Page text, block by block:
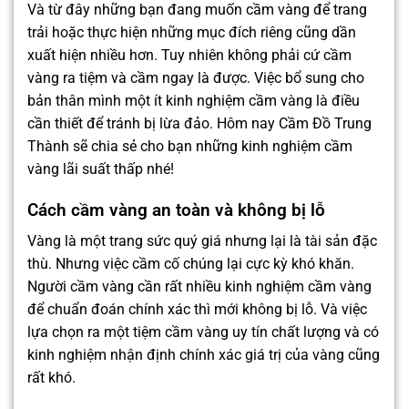
Và từ đây những bạn đang muốn cầm vàng để trang
trải hoặc thực hiện những mục đích riêng cũng dần
xuất hiện nhiều hơn. Tuy nhiên không phải cứ cầm
vàng ra tiệm và cầm ngay là được. Việc bổ sung cho
bản thân mình một ít kinh nghiệm cầm vàng là điều
cần thiết để tránh bị lừa đảo. Hôm nay Cầm Đồ Trung
Thành sẽ chia sẻ cho bạn những kinh nghiệm cầm
vàng lãi suất thấp nhé!
Cách cầm vàng an toàn và không bị lỗ
Vàng là một trang sức quý giá nhưng lại là tài sản đặc
thù. Nhưng việc cầm cố chúng lại cực kỳ khó khăn.
Người cầm vàng cần rất nhiều kinh nghiệm cầm vàng
để chuẩn đoán chính xác thì mới không bị lỗ. Và việc
lựa chọn ra một tiệm cầm vàng uy tín chất lượng và có
kinh nghiệm nhận định chính xác giá trị của vàng cũng
rất khó.